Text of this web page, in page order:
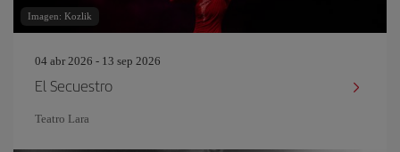
Imagen: Kozlik
04 abr 2026 - 13 sep 2026
El Secuestro
Teatro Lara